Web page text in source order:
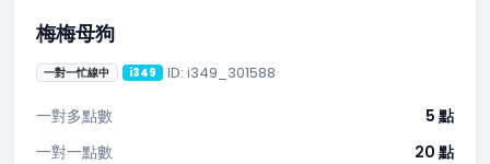
梅梅母狗
一對一忙線中 i349 ID: i349_301588
一對多點數
5 點
一對一點數
20 點